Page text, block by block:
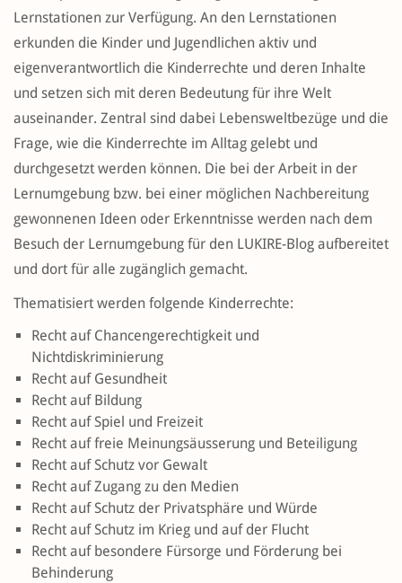
Lernstationen zur Verfügung. An den Lernstationen
erkunden die Kinder und Jugendlichen aktiv und
eigenverantwortlich die Kinderrechte und deren Inhalte
und setzen sich mit deren Bedeutung für ihre Welt
auseinander. Zentral sind dabei Lebensweltbezüge und die
Frage, wie die Kinderrechte im Alltag gelebt und
durchgesetzt werden können. Die bei der Arbeit in der
Lernumgebung bzw. bei einer möglichen Nachbereitung
gewonnenen Ideen oder Erkenntnisse werden nach dem
Besuch der Lernumgebung für den LUKIRE-Blog aufbereitet
und dort für alle zugänglich gemacht.
Thematisiert werden folgende Kinderrechte:
Recht auf Chancengerechtigkeit und
Nichtdiskriminierung
Recht auf Gesundheit
Recht auf Bildung
Recht auf Spiel und Freizeit
Recht auf freie Meinungsäusserung und Beteiligung
Recht auf Schutz vor Gewalt
Recht auf Zugang zu den Medien
Recht auf Schutz der Privatsphäre und Würde
Recht auf Schutz im Krieg und auf der Flucht
Recht auf besondere Fürsorge und Förderung bei
Behinderung